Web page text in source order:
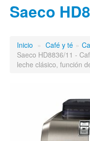
Saeco
Inicio » Café y té »
Saeco HD8836/11 -
leche clásico, función